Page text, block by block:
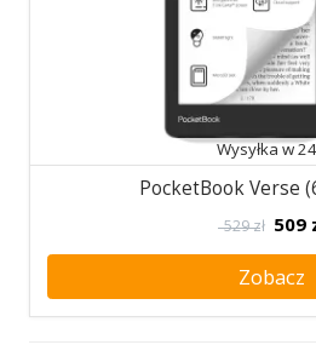
Wysyłka w
PocketBook Verse
529 zł 509
Zobacz